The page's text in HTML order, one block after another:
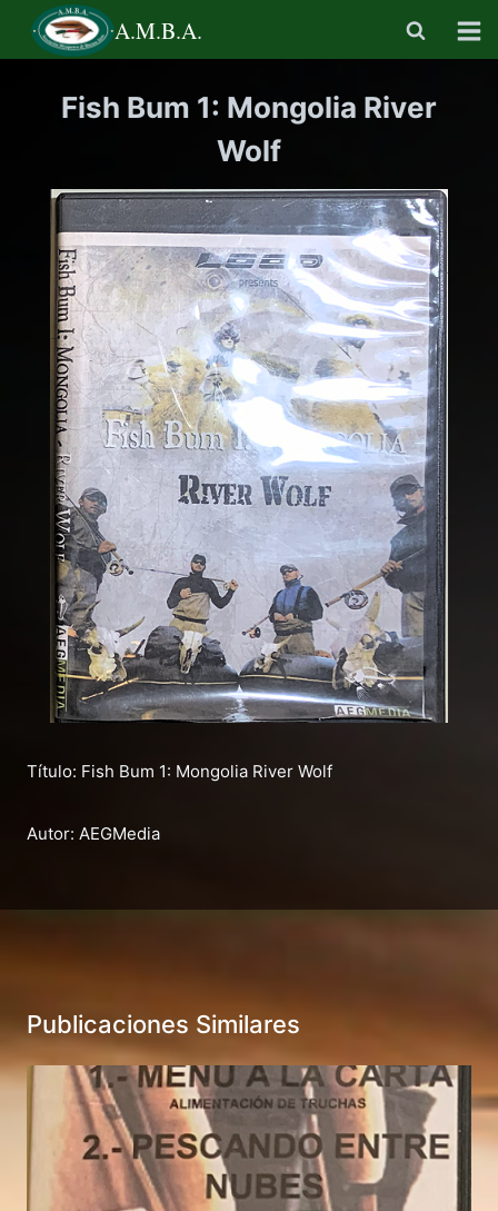
Saltar
contenido
A.M.B.A.
Fish Bum 1: Mongolia River
Wolf
Título: Fish Bum 1: Mongolia River Wolf
Autor: AEGMedia
Publicaciones Similares